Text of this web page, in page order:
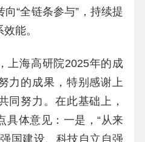
向“全链条参与”，持续提
能。
上海高研院2025年的成
力的成果，特别感谢上
同努力。在此基础上，
具体意见：一是，“从来
国建设、科技自立自强